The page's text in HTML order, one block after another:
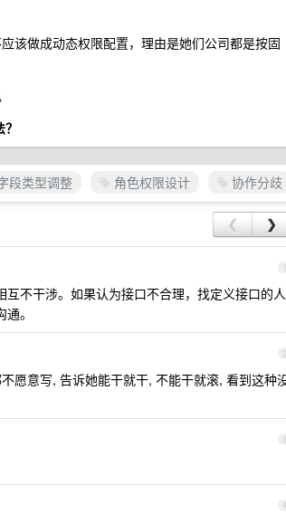
该做成动态权限配置，理由是她们公司都是按固
段类型调整 角色权限设计 协作分歧
❮ ❯
1
不干涉。如果认为接口不合理，找定义接口的人
。
2
愿意写, 告诉她能干就干, 不能干就滚, 看到这种
3
4